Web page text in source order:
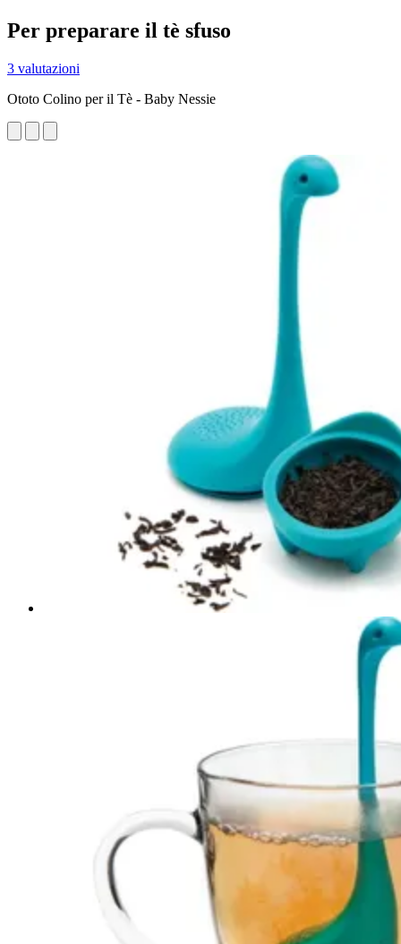
Per preparare il tè sfuso
3 valutazioni
Ototo Colino per il Tè - Baby Nessie